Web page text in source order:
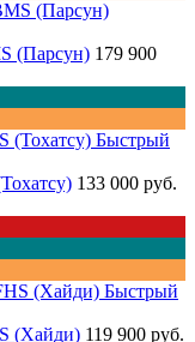
(Парсун) 179 900
Быстрый
133 000 руб.
Быстрый
(Хайди) 119 900 руб.